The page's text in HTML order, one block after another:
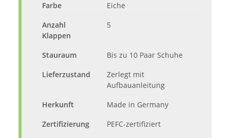
Farbe
Eiche
Anzahl
Klappen
5
Stauraum
Bis zu 10 Paar Schuhe
Lieferzustand
Zerlegt mit
Aufbauanleitung
Herkunft
Made in Germany
Zertifizierung
PEFC-zertifiziert